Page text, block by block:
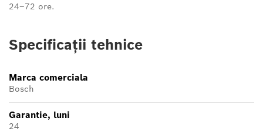
24–72 ore.
Specificații tehnice
Marca comerciala
Bosch
Garantie, luni
24